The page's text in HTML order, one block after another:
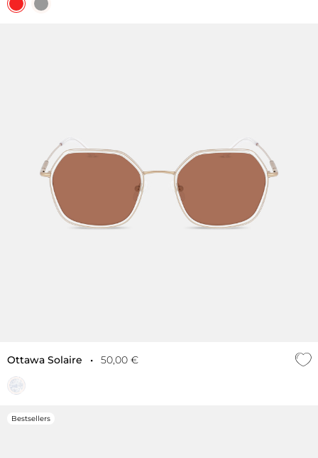
Ottawa Solaire • 50,00 €
Bestsellers